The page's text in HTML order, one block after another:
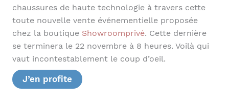
chaussures de haute technologie à travers cette
toute nouvelle vente événementielle proposée
chez la boutique Showroomprivé. Cette dernière
se terminera le 22 novembre à 8 heures. Voilà qui
vaut incontestablement le coup d’oeil.
J’en profite